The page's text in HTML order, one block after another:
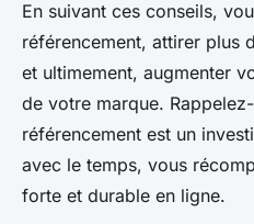
En suivant ces conseils,
référencement, attirer plus
et ultimement, augmenter
de votre marque.
référencement est un
avec le temps, vous
forte et durable en ligne.